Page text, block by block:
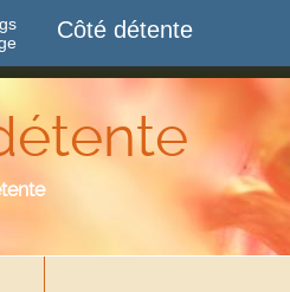
Côté détente